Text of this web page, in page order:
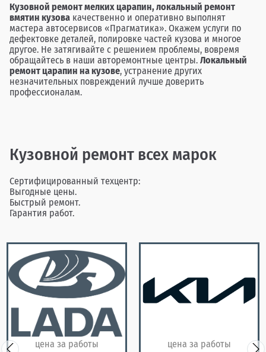
Кузовной ремонт мелких царапин, локальный ремонт
вмятин кузова качественно и оперативно выполнят
мастера автосервисов «Прагматика». Окажем услуги по
дефектовке деталей, полировке частей кузова и многое
другое. Не затягивайте с решением проблемы, вовремя
обращайтесь в наши авторемонтные центры. Локальный
ремонт царапин на кузове, устранение других
незначительных повреждений лучше доверить
профессионалам.
Кузовной ремонт всех марок
Сертифицированный техцентр:
Выгодные цены.
Быстрый ремонт.
Гарантия работ.
цена за работы цена за работы